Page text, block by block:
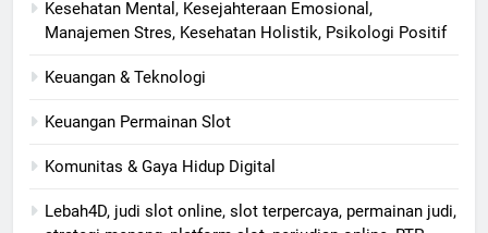
Kesehatan Mental, Kesejahteraan Emosional,
Manajemen Stres, Kesehatan Holistik, Psikologi Positif
Keuangan & Teknologi
Keuangan Permainan Slot
Komunitas & Gaya Hidup Digital
Lebah4D, judi slot online, slot terpercaya, permainan judi,